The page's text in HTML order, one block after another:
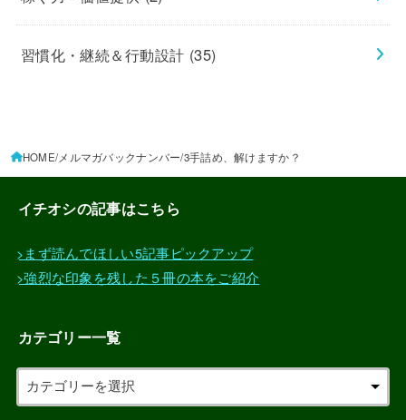
習慣化・継続＆行動設計 (35)
HOME メルマガバックナンバー 3手詰め、解けますか？
イチオシの記事はこちら
>まず読んでほしい5記事ピックアップ
>強烈な印象を残した５冊の本をご紹介
カテゴリー一覧